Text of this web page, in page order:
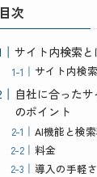
目次
サイト内検索と
サイト内検
自社に合った
のポイント
AI機能と検
料金
導入の手軽さ